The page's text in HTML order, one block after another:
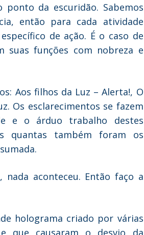
da escuridão. Sabemos
então para cada atividade
de ação. É o caso de
suas funções com nobreza e
Aos filhos da Luz – Alerta!, O
Os esclarecimentos se fazem
e o árduo trabalho destes
quantas também foram os
aconteceu. Então faço a
holograma criado por várias
que causaram o desvio da